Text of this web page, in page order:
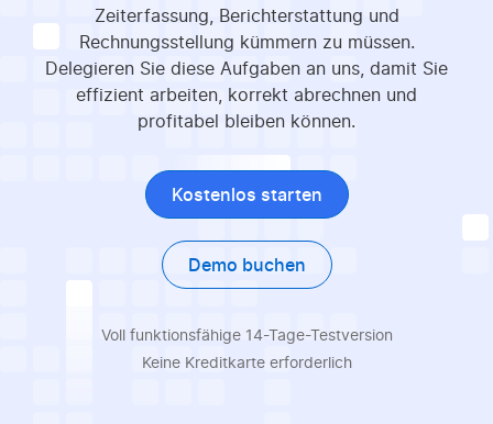
Zeiterfassung, Berichterstattung und
Rechnungsstellung kümmern zu müssen.
Delegieren Sie diese Aufgaben an uns, damit Sie
effizient arbeiten, korrekt abrechnen und
profitabel bleiben können.
Kostenlos starten
Demo buchen
Voll funktionsfähige 14-Tage-Testversion
Keine Kreditkarte erforderlich